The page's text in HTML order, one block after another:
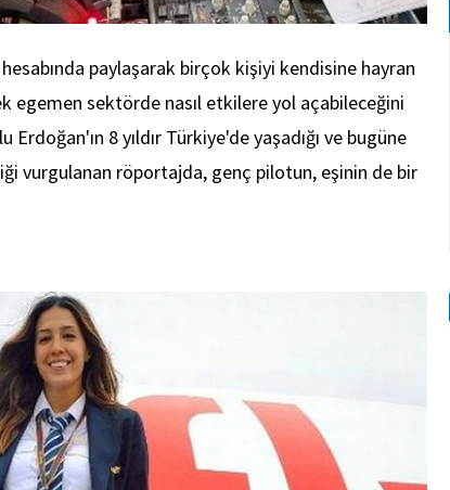
paylaşarak birçok kişiyi kendisine hayran
egemen sektörde nasıl etkilere yol açabileceğini
8 yıldır Türkiye'de yaşadığı ve bugüne
vurgulanan röportajda, genç pilotun, eşinin de bir